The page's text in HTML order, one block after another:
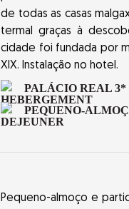
de todas as casas
termal graças à
cidade foi fundada por
XIX. Instalação no hotel.
PALÁCIO REAL 3*
PEQUENO-
Pequeno-almoço e